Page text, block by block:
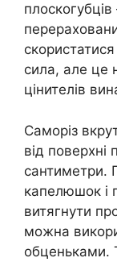
сила, але це
цінителів
Саморіз
від поверхні
сантиметри.
капелюшок і
витягнути
можна
обценьками.